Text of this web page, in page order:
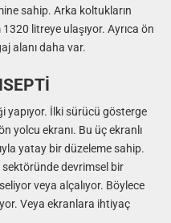
sahip. Arka koltukların
litreye ulaşıyor. Ayrıca ön
alanı daha var.
yapıyor. İlki sürücü gösterge
yolcu ekranı. Bu üç ekranlı
yatay bir düzeleme sahip.
devrimsel bir
veya alçalıyor. Böylece
Veya ekranlara ihtiyaç